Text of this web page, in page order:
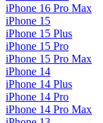
iPhone 16 Pro Max
iPhone 15
iPhone 15 Plus
iPhone 15 Pro
iPhone 15 Pro Max
iPhone 14
iPhone 14 Plus
iPhone 14 Pro
iPhone 14 Pro Max